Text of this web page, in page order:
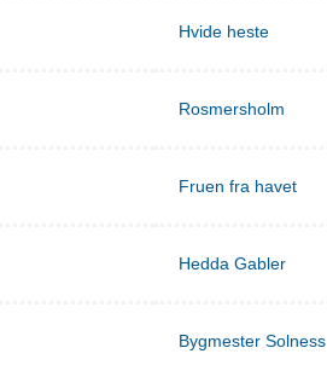
Hvide heste
Rosmersholm
Fruen fra havet
Hedda Gabler
Bygmester Solness